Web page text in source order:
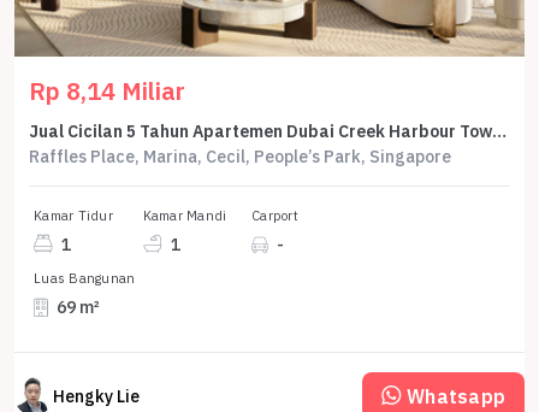
Rp 8,14 Miliar
Jual Cicilan 5 Tahun Apartemen Dubai Creek Harbour Tower Silva 1 Bedroom 69 M2 - Sell Apartment Dubai Creek Harbour Tower Silva 1 Br 69 Sqm By Emmar
Raffles Place, Marina, Cecil, People’s Park, Singapore
Kamar Tidur
1
Kamar Mandi
1
Carport
-
Luas Bangunan
69 m²
Hengky Lie Whatsapp